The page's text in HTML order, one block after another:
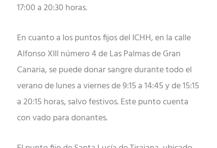
17:00 a 20:30 horas.
En cuanto a los puntos fijos del ICHH, en la calle
Alfonso XIII número 4 de Las Palmas de Gran
Canaria, se puede donar sangre durante todo el
verano de lunes a viernes de 9:15 a 14:45 y de 15:15
a 20:15 horas, salvo festivos. Este punto cuenta
con vado para donantes.